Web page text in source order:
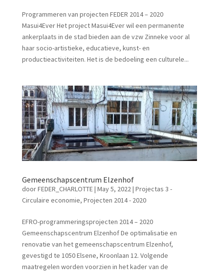
Programmeren van projecten FEDER 2014 – 2020
Masui4Ever Het project Masui4Ever wil een permanente
ankerplaats in de stad bieden aan de vzw Zinneke voor al
haar socio-artistieke, educatieve, kunst- en
productieactiviteiten. Het is de bedoeling een culturele...
Gemeenschapscentrum Elzenhof
doorFEDER_CHARLOTTE| May 5, 2022| Projectas 3 -
Circulaire economie, Projecten 2014 - 2020
EFRO-programmeringsprojecten 2014 – 2020
Gemeenschapscentrum Elzenhof De optimalisatie en
renovatie van het gemeenschapscentrum Elzenhof,
gevestigd te 1050 Elsene, Kroonlaan 12. Volgende
maatregelen worden voorzien in het kader van de